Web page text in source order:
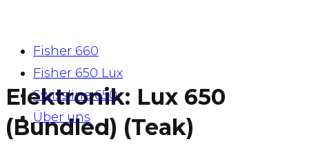
springen
Fisher 660
Fisher 650 Lux
Swissline 650
Über uns
Elektronik: Lux 650
(Bundled) (Teak)